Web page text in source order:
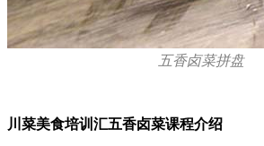
五香卤菜拼盘
川菜美食培训汇五香卤菜课程介绍